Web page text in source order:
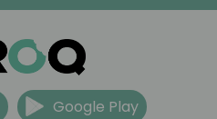
Google Play